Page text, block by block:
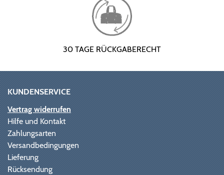
30 TAGE RÜCKGABERECHT
KUNDENSERVICE
Vertrag widerrufen
Hilfe und Kontakt
Zahlungsarten
Versandbedingungen
Lieferung
Rücksendung